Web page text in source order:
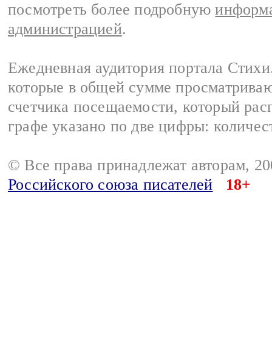
посмотреть более подробную
администрацией.
Ежедневная аудитория портала
которые в общей сумме
счетчика посещаемости, который
графе указано по две цифры:
© Все права принадлежат авторам,
Российского союза писателей
18+